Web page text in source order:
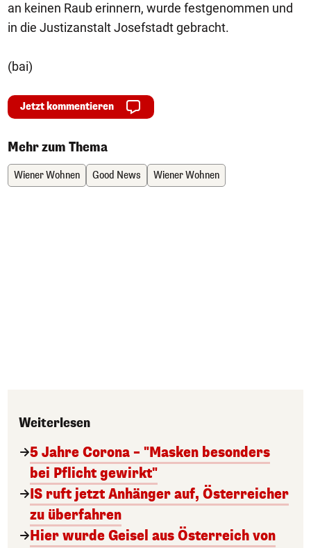
an keinen Raub erinnern, wurde festgenommen und
in die Justizanstalt Josefstadt gebracht.
(bai)
Jetzt kommentieren
Mehr zum Thema
Wiener Wohnen Good News Wiener Wohnen
Weiterlesen
5 Jahre Corona – "Masken besonders
bei Pflicht gewirkt"
IS ruft jetzt Anhänger auf, Österreicher
zu überfahren
Hier wurde Geisel aus Österreich von